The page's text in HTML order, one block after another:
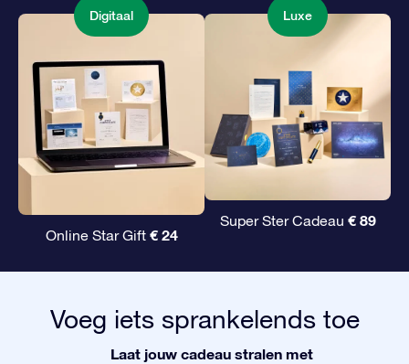
Digitaal
Online Star Gift € 24
Luxe
Super Ster Cadeau € 89
Voeg iets sprankelends toe
Laat jouw cadeau stralen met